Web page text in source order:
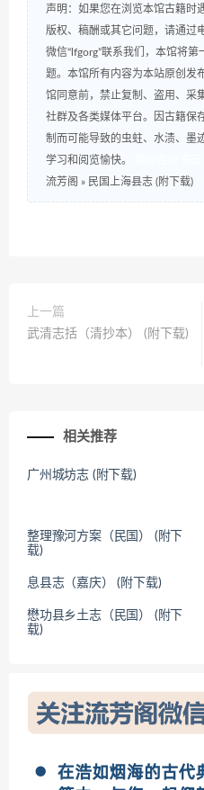
声明：如果您在浏览本馆古籍时
版权、稿酬或其它问题，请通过
微信“lfgorg”联系我们，本馆将第
题。本馆所有内容为本站原创发
馆同意前，禁止复制、盗用、采
社群及各类媒体平台。因古籍保
制而可能导致的虫蛀、水渍、墨
学习和阅览愉快。
流芳阁 » 民国上海县志 (附下载)
上一篇
武清志括（清抄本） (附下载)
相关推荐
广州城坊志 (附下载)
整理豫河方案（民国） (附下
载)
息县志（嘉庆） (附下载)
懋功县乡土志（民国） (附下
载)